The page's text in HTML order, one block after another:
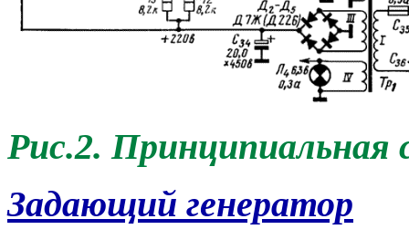
Рис.2. Принципиальная
Задающий генератор